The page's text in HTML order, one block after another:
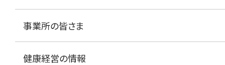
事業所の皆さま
健康経営の情報